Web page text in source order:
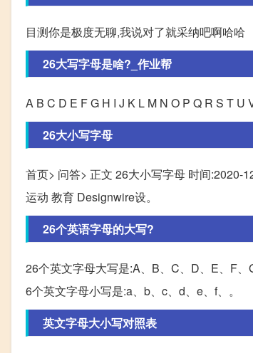
目测你是极度无聊,我说对了就采纳吧啊哈哈
26大写字母是啥?_作业帮
A B C D E F G H I J K L M N O P Q R S T U
26大小写字母
首页> 问答> 正文 26大小写字母 时间:2020-
运动 教育 Designwire设。
26个英语字母的大写?
26个英文字母大写是:A、B、C、D、E、F
6个英文字母小写是:a、b、c、d、e、f、。
英文字母大小写对照表